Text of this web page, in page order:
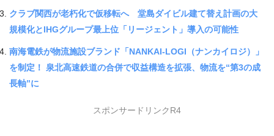
クラブ関西が老朽化で仮移転へ 堂島ダイビル建て替え計画の大
規模化とIHGグループ最上位「リージェント」導入の可能性
南海電鉄が物流施設ブランド「NANKAI-LOGI（ナンカイロジ）」
を制定！ 泉北高速鉄道の合併で収益構造を拡張、物流を“第3の成
長軸”に
スポンサードリンクR4